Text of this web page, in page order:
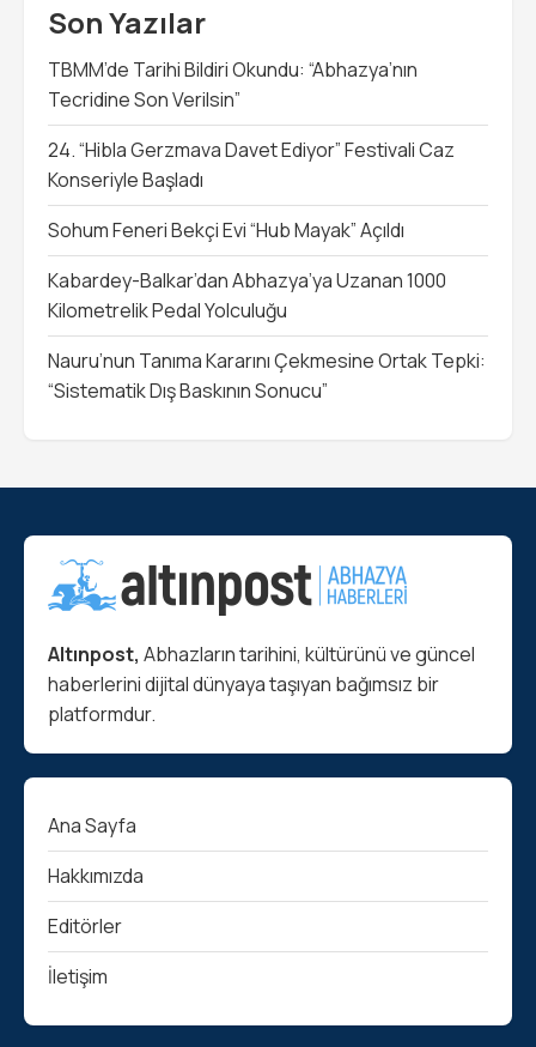
Son Yazılar
TBMM’de Tarihi Bildiri Okundu: “Abhazya’nın
Tecridine Son Verilsin”
24. “Hibla Gerzmava Davet Ediyor” Festivali Caz
Konseriyle Başladı
Sohum Feneri Bekçi Evi “Hub Mayak” Açıldı
Kabardey-Balkar’dan Abhazya’ya Uzanan 1000
Kilometrelik Pedal Yolculuğu
Nauru’nun Tanıma Kararını Çekmesine Ortak Tepki:
“Sistematik Dış Baskının Sonucu”
Altınpost, Abhazların tarihini, kültürünü ve güncel
haberlerini dijital dünyaya taşıyan bağımsız bir
platformdur.
Ana Sayfa
Hakkımızda
Editörler
İletişim